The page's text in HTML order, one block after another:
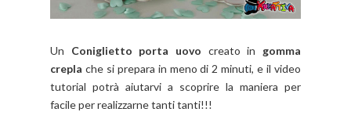
Un Coniglietto porta uovo creato in gomma
crepla che si prepara in meno di 2 minuti, e il video
tutorial potrà aiutarvi a scoprire la maniera per
facile per realizzarne tanti tanti!!!